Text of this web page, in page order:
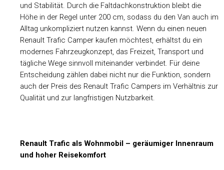
und Stabilität. Durch die Faltdachkonstruktion bleibt die
Höhe in der Regel unter 200 cm, sodass du den Van auch im
Alltag unkompliziert nutzen kannst. Wenn du einen neuen
Renault Trafic Camper kaufen möchtest, erhältst du ein
modernes Fahrzeugkonzept, das Freizeit, Transport und
tägliche Wege sinnvoll miteinander verbindet. Für deine
Entscheidung zählen dabei nicht nur die Funktion, sondern
auch der Preis des Renault Trafic Campers im Verhältnis zur
Qualität und zur langfristigen Nutzbarkeit.
Renault Trafic als Wohnmobil – geräumiger Innenraum
und hoher Reisekomfort